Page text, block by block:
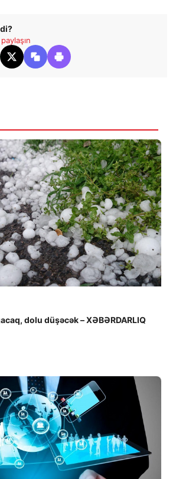
dolu düşəcək – XƏBƏRDARLIQ